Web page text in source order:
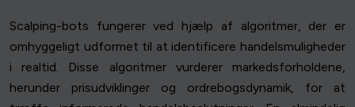
Scalping-bots fungerer ved hjælp af algoritmer, der er
omhyggeligt udformet til at identificere handelsmuligheder
i realtid. Disse algoritmer vurderer markedsforholdene,
herunder prisudviklinger og ordrebogsdynamik, for at